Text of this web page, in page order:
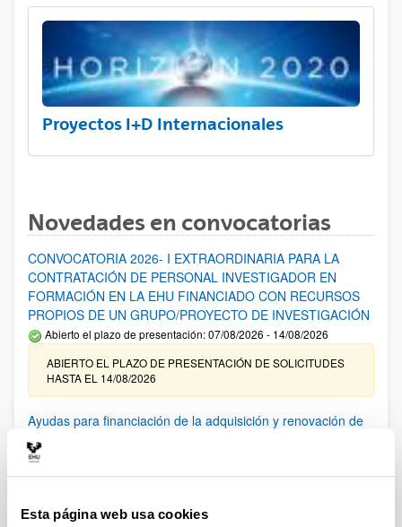
Esta página web usa cookies
Proyectos I+D Internacionales
Novedades en convocatorias
CONVOCATORIA 2026- I EXTRAORDINARIA PARA LA
CONTRATACIÓN DE PERSONAL INVESTIGADOR EN
FORMACIÓN EN LA EHU FINANCIADO CON RECURSOS
PROPIOS DE UN GRUPO/PROYECTO DE INVESTIGACIÓN
Abierto el plazo de presentación: 07/08/2026 - 14/08/2026
ABIERTO EL PLAZO DE PRESENTACIÓN DE SOLICITUDES
HASTA EL 14/08/2026
Ayudas para financiación de la adquisición y renovación de
infraestructura científica y fondos bibliográficos en la
UPV/EHU 2026
Trámite abierto
25/03/2026: Corrección de errores del listado provisional de
solicitudes admitidas y excluidas. 23/03/2026: Relación